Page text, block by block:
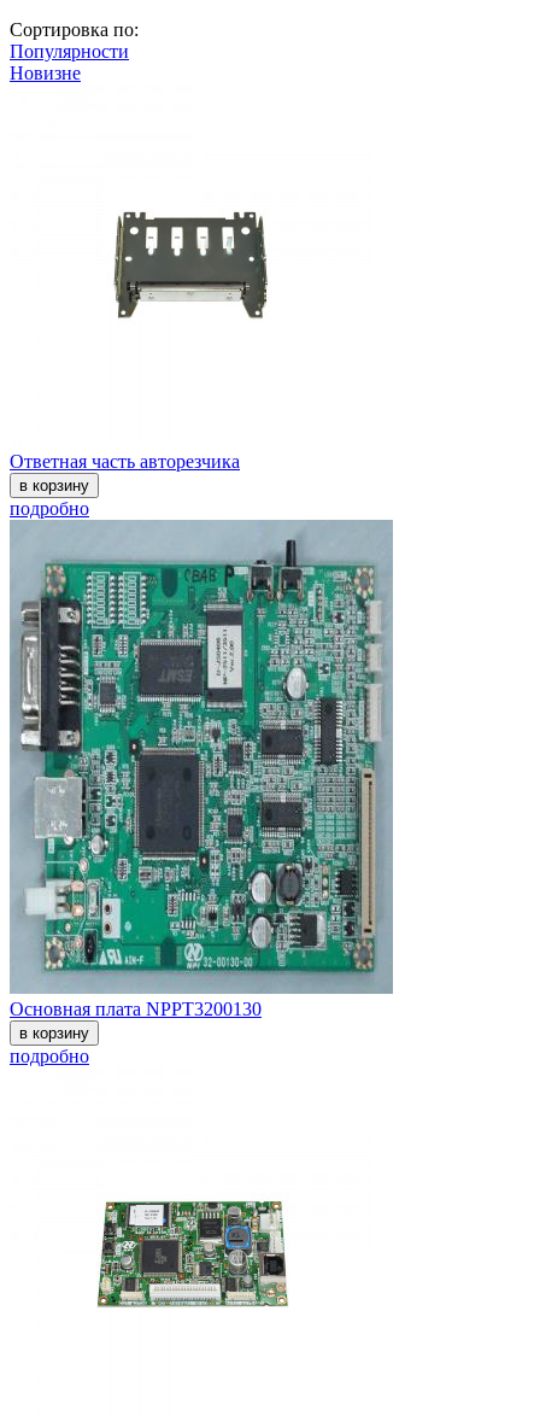
Сортировка по:
Популярности
Новизне
Ответная часть авторезчика
в корзину
подробно
Основная плата NPPT3200130
в корзину
подробно